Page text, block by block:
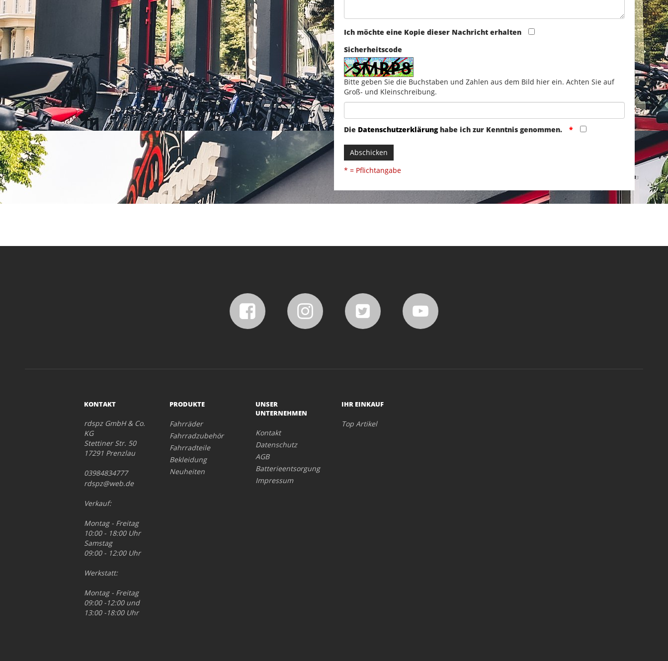
Ich möchte eine Kopie dieser Nachricht erhalten
Sicherheitscode
Bitte geben Sie die Buchstaben und Zahlen aus dem Bild hier ein. Achten Sie auf
Groß- und Kleinschreibung.
Die Datenschutzerklärunghabe ich zur Kenntnis genommen.
Abschicken
* = Pflichtangabe
KONTAKT
rdspz GmbH & Co.
KG
Stettiner Str. 50
17291 Prenzlau
03984834777
rdspz@web.de
Verkauf:
Montag - Freitag
10:00 - 18:00 Uhr
Samstag
09:00 - 12:00 Uhr
Werkstatt:
Montag - Freitag
09:00 -12:00 und
13:00 -18:00 Uhr
PRODUKTE
Fahrräder
Fahrradzubehör
Fahrradteile
Bekleidung
Neuheiten
UNSER
UNTERNEHMEN
Kontakt
Datenschutz
AGB
Batterieentsorgung
Impressum
IHR EINKAUF
Top Artikel